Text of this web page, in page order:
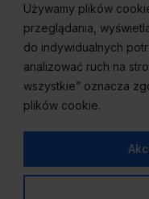
Używamy plików
przeglądania,
do indywidualnych
analizować ruch na
wszystkie” oznacza
plików cookie.